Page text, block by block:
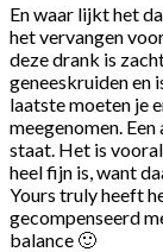
En waar lijkt het
het vervangen
deze drank is
geneeskruiden en
laatste moeten je
meegenomen.
staat. Het is
heel fijn is, want
Yours truly heeft
gecompenseerd
balance 🙂